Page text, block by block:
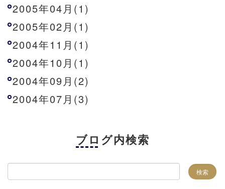
2005年04月(1)
2005年02月(1)
2004年11月(1)
2004年10月(1)
2004年09月(2)
2004年07月(3)
ブログ内検索